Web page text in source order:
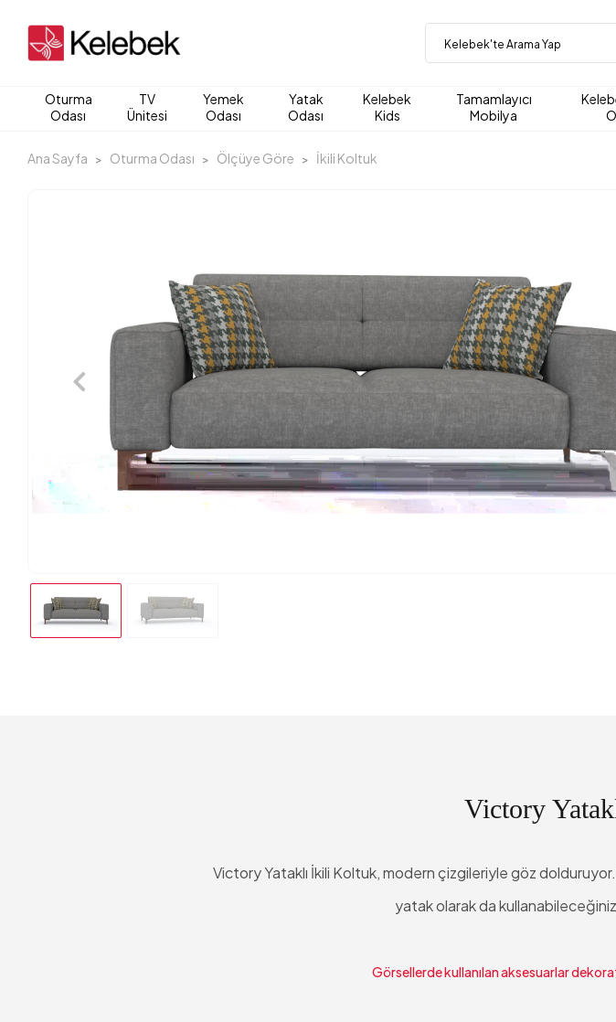
Oturma
Odası
TV
Ünitesi
Yemek
Odası
Yatak
Odası
Kelebek
Kids
Tamamlayıcı
Mobilya
Ana Sayfa Oturma Odası Ölçüye Göre İkili Koltuk
Victory
Victory Yataklı İkili Koltuk, modern çizgileriyle göz
yatak olarak da kullanabileceğiniz
Görsellerde kullanılan aksesuarlar